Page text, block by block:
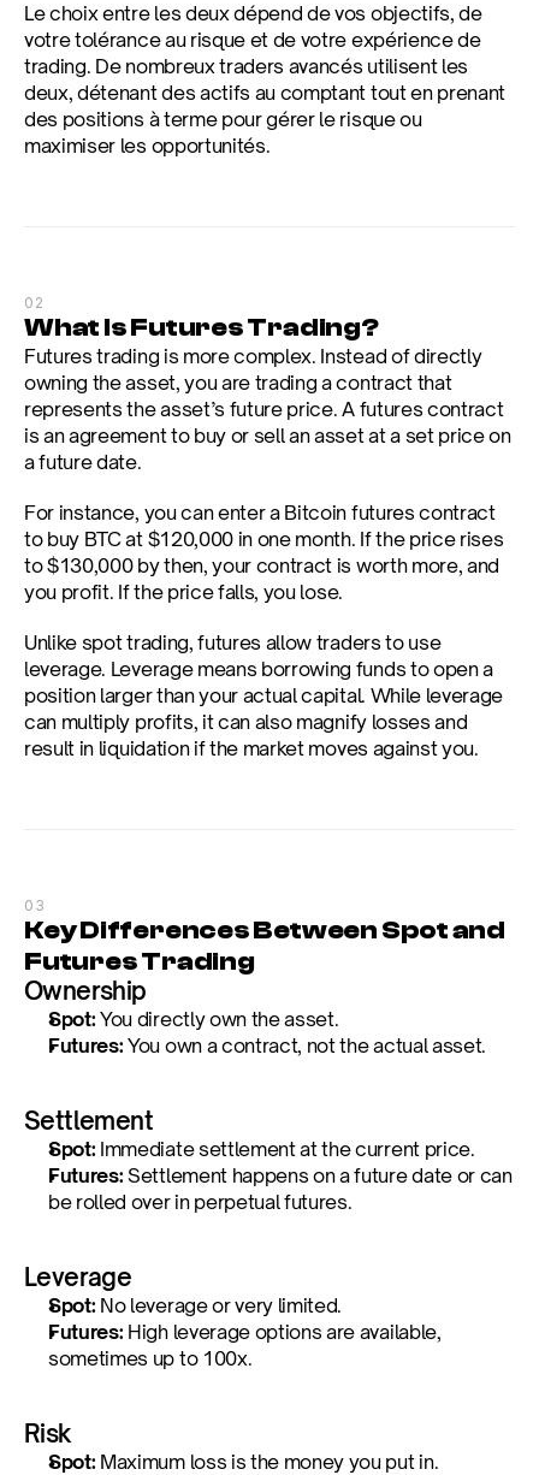
Le choix entre les deux dépend de vos objectifs, de
votre tolérance au risque et de votre expérience de
trading. De nombreux traders avancés utilisent les
deux, détenant des actifs au comptant tout en prenant
des positions à terme pour gérer le risque ou
maximiser les opportunités.
02
What Is Futures Trading?
Futures trading is more complex. Instead of directly
owning the asset, you are trading a contract that
represents the asset’s future price. A futures contract
is an agreement to buy or sell an asset at a set price on
a future date.
For instance, you can enter a Bitcoin futures contract
to buy BTC at $120,000 in one month. If the price rises
to $130,000 by then, your contract is worth more, and
you profit. If the price falls, you lose.
Unlike spot trading, futures allow traders to use
leverage. Leverage means borrowing funds to open a
position larger than your actual capital. While leverage
can multiply profits, it can also magnify losses and
result in liquidation if the market moves against you.
03
Key Differences Between Spot and
Futures Trading
Ownership
Spot: You directly own the asset.
Futures: You own a contract, not the actual asset.
Settlement
Spot: Immediate settlement at the current price.
Futures: Settlement happens on a future date or can
be rolled over in perpetual futures.
Leverage
Spot: No leverage or very limited.
Futures: High leverage options are available,
sometimes up to 100x.
Risk
Spot: Maximum loss is the money you put in.